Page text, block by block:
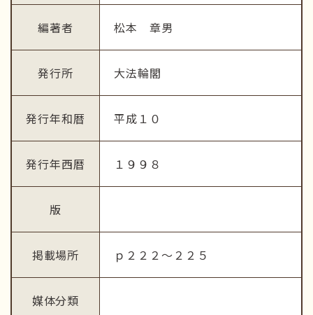
編著者 松本 章男
発行所 大法輪閣
発行年和暦 平成１０
発行年西暦 １９９８
版
掲載場所 ｐ２２２～２２５
媒体分類